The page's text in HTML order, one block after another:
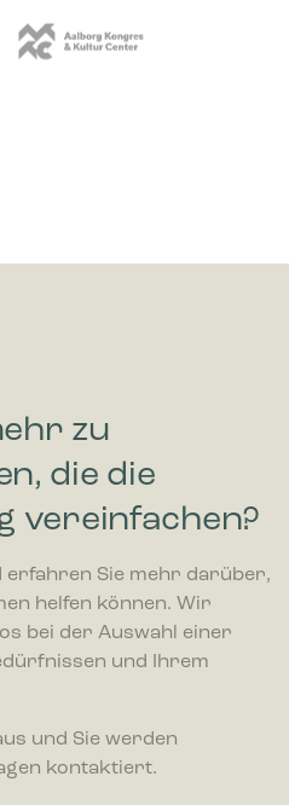
zu
die die
vereinfachen?
erfahren Sie mehr darüber,
helfen können. Wir
bei der Auswahl einer
und Ihrem
und Sie werden
kontaktiert.